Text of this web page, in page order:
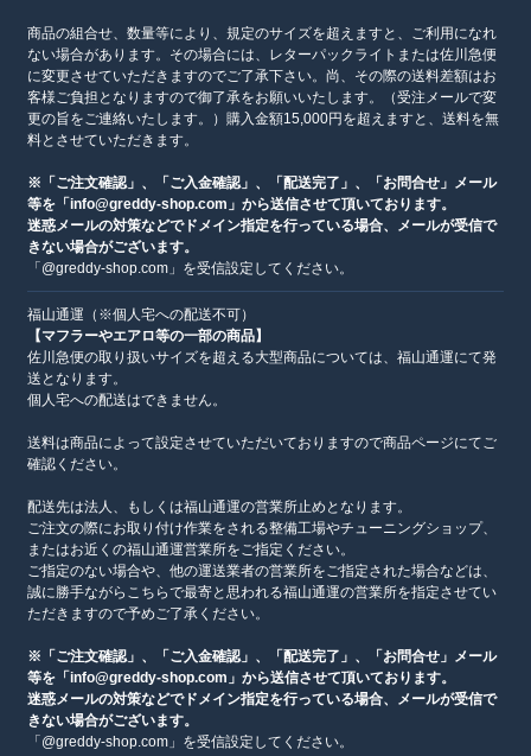
商品の組合せ、数量等により、規定のサイズを超えますと、ご利用になれ
ない場合があります。その場合には、レターパックライトまたは佐川急便
に変更させていただきますのでご了承下さい。尚、その際の送料差額はお
客様ご負担となりますので御了承をお願いいたします。（受注メールで変
更の旨をご連絡いたします。）購入金額15,000円を超えますと、送料を無
料とさせていただきます。
※「ご注文確認」、「ご入金確認」、「配送完了」、「お問合せ」メール
等を「info@greddy-shop.com」から送信させて頂いております。
迷惑メールの対策などでドメイン指定を行っている場合、メールが受信で
きない場合がございます。
「@greddy-shop.com」を受信設定してください。
福山通運（※個人宅への配送不可）
【マフラーやエアロ等の一部の商品】
佐川急便の取り扱いサイズを超える大型商品については、福山通運にて発
送となります。
個人宅への配送はできません。
送料は商品によって設定させていただいておりますので商品ページにてご
確認ください。
配送先は法人、もしくは福山通運の営業所止めとなります。
ご注文の際にお取り付け作業をされる整備工場やチューニングショップ、
またはお近くの福山通運営業所をご指定ください。
ご指定のない場合や、他の運送業者の営業所をご指定された場合などは、
誠に勝手ながらこちらで最寄と思われる福山通運の営業所を指定させてい
ただきますので予めご了承ください。
※「ご注文確認」、「ご入金確認」、「配送完了」、「お問合せ」メール
等を「info@greddy-shop.com」から送信させて頂いております。
迷惑メールの対策などでドメイン指定を行っている場合、メールが受信で
きない場合がございます。
「@greddy-shop.com」を受信設定してください。